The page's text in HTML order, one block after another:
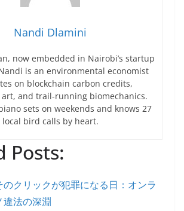
Nandi Dlamini
now embedded in Nairobi’s startup
is an environmental economist
on blockchain carbon credits,
and trail-running biomechanics.
sets on weekends and knows 27
local bird calls by heart.
Posts:
のクリックが犯罪になる日：オンラ
違法の深淵